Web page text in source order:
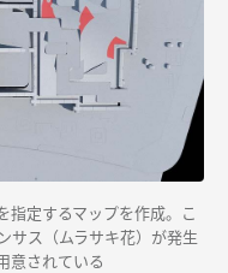
指定するマップを作成。こ
サス（ムラサキ花）が発生
意されている